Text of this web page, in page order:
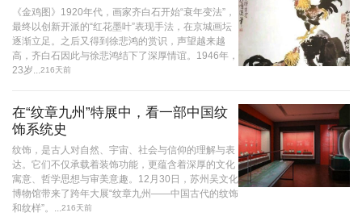
《金鸡图》1920年代，画家齐白石开始“衰年变法”，
最终以创新开派的“红花墨叶”表现手法，在京城画坛
逐渐立足。之后又得到徐悲鸿的赏识，声望越来越
高，齐白石因此与徐悲鸿结下了深厚情谊。1946年，
23岁...
216天前
在“纹章九州”特展中，看一部中国纹
饰系统史
纹饰，是古人对自然、宇宙、社会与信仰的理解与表
达。它们不仅承载着装饰功能，更蕴含着深厚的文化
寓意、哲学思想与审美意趣。12月30日，苏州吴文化
博物馆带来了跨年大展“纹章九州——中国古代的纹饰
和纹样”。...
216天前